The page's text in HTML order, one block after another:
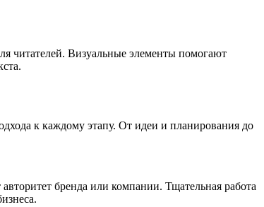
читателей. Визуальные элементы помогают
к каждому этапу. От идеи и планирования до
бренда или компании. Тщательная работа